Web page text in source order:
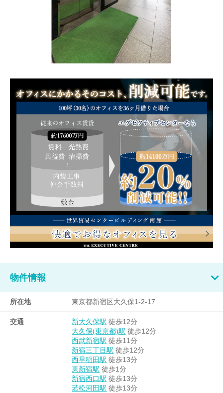
物件情報
所在地 東京都新宿区大久保1-2-17
交通 新大久保駅 徒歩12分
大久保(東京都)駅 徒歩12分
西武新宿駅 徒歩11分
新宿三丁目駅 徒歩12分
西早稲田駅 徒歩13分
東新宿駅 徒歩1分
新宿西口駅 徒歩13分
若松河田駅 徒歩13分